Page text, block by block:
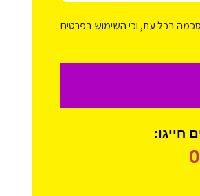
בכל עת, וכי השימוש בפרטים
חייגו: